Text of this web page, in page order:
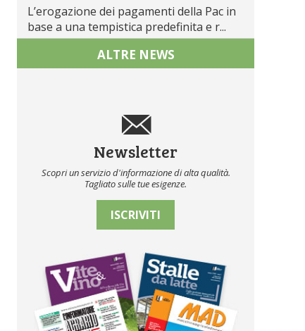
L’erogazione dei pagamenti della Pac in
base a una tempistica predefinita e r...
ALTRE NEWS
Newsletter
Scopri un servizio d'informazione di alta qualità.
Tagliato sulle tue esigenze.
ISCRIVITI